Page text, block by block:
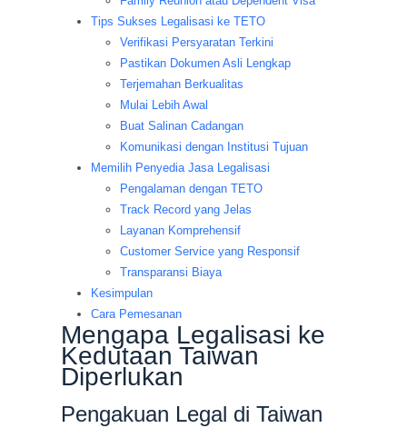
Tips Sukses Legalisasi ke TETO
Verifikasi Persyaratan Terkini
Pastikan Dokumen Asli Lengkap
Terjemahan Berkualitas
Mulai Lebih Awal
Buat Salinan Cadangan
Komunikasi dengan Institusi Tujuan
Memilih Penyedia Jasa Legalisasi
Pengalaman dengan TETO
Track Record yang Jelas
Layanan Komprehensif
Customer Service yang Responsif
Transparansi Biaya
Kesimpulan
Cara Pemesanan
Mengapa Legalisasi ke
Kedutaan Taiwan
Diperlukan
Pengakuan Legal di Taiwan